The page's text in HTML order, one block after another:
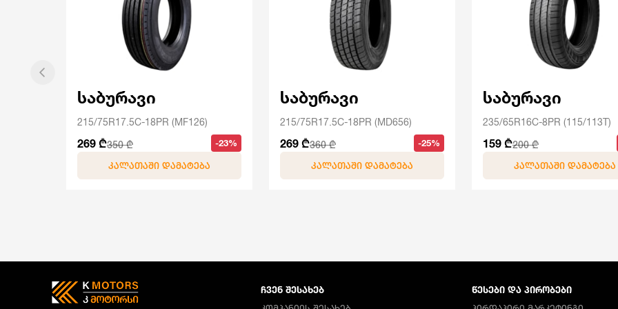
საბურავი
215/75R17.5C-18PR (MF126)
269 ₾350 ₾ -23%
ᲙᲐᲚᲐᲗᲐᲨᲘ ᲓᲐᲛᲐᲢᲔᲑᲐ
საბურავი
215/75R17.5C-18PR (MD656)
269 ₾360 ₾ -25%
ᲙᲐᲚᲐᲗᲐᲨᲘ ᲓᲐᲛᲐᲢᲔᲑᲐ
საბურავი
235/65R16C-8PR (115/113T)
159 ₾200 ₾
ᲙᲐᲚᲐᲗᲐᲨᲘ ᲓᲐᲛᲐᲢᲔᲑᲐ
ᲩᲕᲔᲜ ᲨᲔᲡᲐᲮᲔᲑ
ᲬᲔᲡᲔᲑᲘ ᲓᲐ ᲞᲘᲠᲝᲑᲔᲑᲘ